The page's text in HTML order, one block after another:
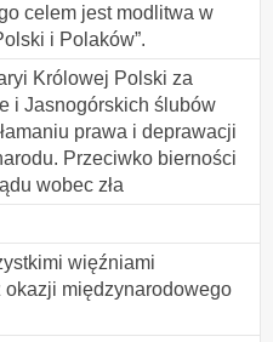
celem jest modlitwa w
i Polaków”.
Królowej Polski za
i Jasnogórskich ślubów
prawa i deprawacji
Przeciwko bierności
wobec zła
więźniami
okazji międzynarodowego